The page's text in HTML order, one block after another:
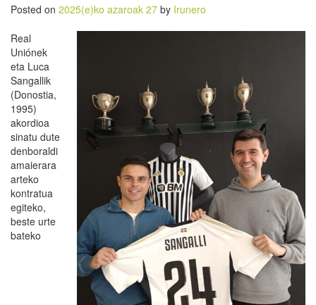
Posted on 2025(e)ko azaroak 27 by Irunero
Real
Uniónek
eta Luca
Sangallik
(Donostia,
1995)
akordioa
sinatu dute
denboraldi
amaierara
arteko
kontratua
egiteko,
beste urte
bateko